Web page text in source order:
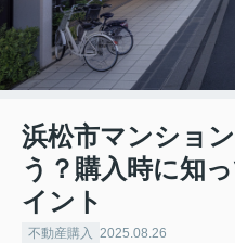
浜松市マンショ
う？購入時に知
イント
不動産購入 2025.08.26